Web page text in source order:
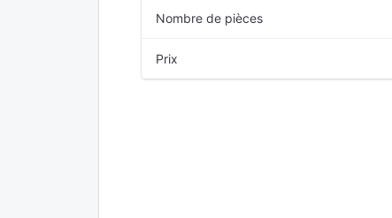
Nombre de pièces
Prix